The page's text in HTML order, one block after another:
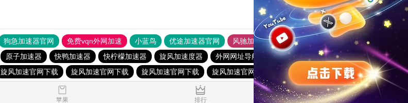
狗急加速器官网 免费vqn外网加速 小蓝鸟 优途加速器官网 风驰加速器
旋风加速器
原子加速器 快鸭加速器 快柠檬加速器 旋风加速度器 外网网址导航 软件中心 雷霆加速
狂飙加速器
旋风加速官网下载 旋风加速官网下载 旋风加速官网下载 旋风加速官网下载
苹果 排行 推荐